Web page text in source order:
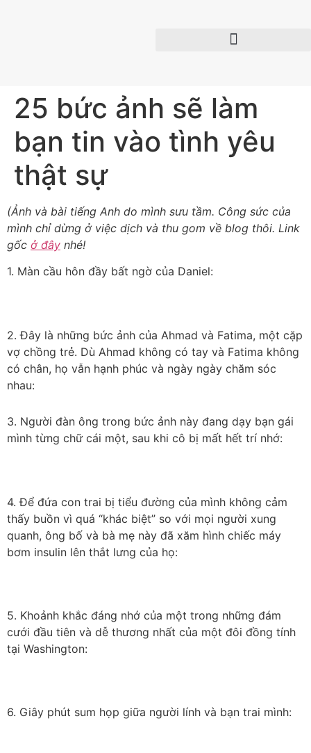
25 bức ảnh sẽ làm
bạn tin vào tình yêu
thật sự
(Ảnh và bài tiếng Anh do mình sưu tầm. Công sức của
mình chỉ dừng ở việc dịch và thu gom về blog thôi. Link
gốc ở đây nhé!
1. Màn cầu hôn đầy bất ngờ của Daniel:
2. Đây là những bức ảnh của Ahmad và Fatima, một cặp
vợ chồng trẻ. Dù Ahmad không có tay và Fatima không
có chân, họ vẫn hạnh phúc và ngày ngày chăm sóc
nhau:
3. Người đàn ông trong bức ảnh này đang dạy bạn gái
mình từng chữ cái một, sau khi cô bị mất hết trí nhớ:
4. Để đứa con trai bị tiểu đường của mình không cảm
thấy buồn vì quá “khác biệt” so với mọi người xung
quanh, ông bố và bà mẹ này đã xăm hình chiếc máy
bơm insulin lên thắt lưng của họ:
5. Khoảnh khắc đáng nhớ của một trong những đám
cưới đầu tiên và dễ thương nhất của một đôi đồng tính
tại Washington:
6. Giây phút sum họp giữa người lính và bạn trai mình: